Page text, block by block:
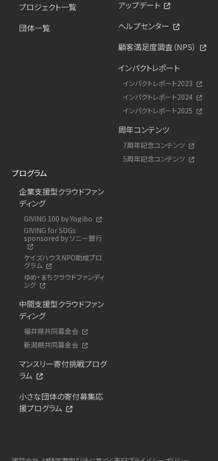
プロジェクト一覧
団体一覧
アップデート
ヘルプセンター
顧客満足度調査（NPS）
インパクトレポート
インパクトレポート2023
インパクトレポート2024
インパクトレポート2025
周年コンテンツ
7周年記念コンテンツ
5周年記念コンテンツ
プログラム
企業支援型クラウドファン
ディング
GIVING 100 by Yogibo
GIVING for SDGs
sponsored by ソニー銀行
ケイズハウスNPO助成プロ
グラム
ゆめ・まちクラウドファンディ
ング
中間支援型クラウドファン
ディング
福井県共同募金会
新潟県共同募金会
マンスリー寄付挑戦プログ
ラム
小さな団体の寄付募集応
援プログラム